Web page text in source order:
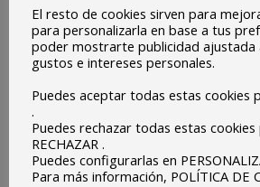
Nuestra enhorabuena a los autores
trabajo.
-Edición del vídeo: Nur Fernández y
-Interpretación: Zaira Cortés y
Enlace al vídeo:https://youtu.be/
El resto de cookies sirven para
para personalizarla en base a tus
poder mostrarte publicidad ajustada
gustos e intereses personales.
Puedes aceptar todas estas cookies
.
Puedes rechazar todas estas cookies
RECHAZAR .
Puedes configurarlas en
Para más información, POLÍTICA DE